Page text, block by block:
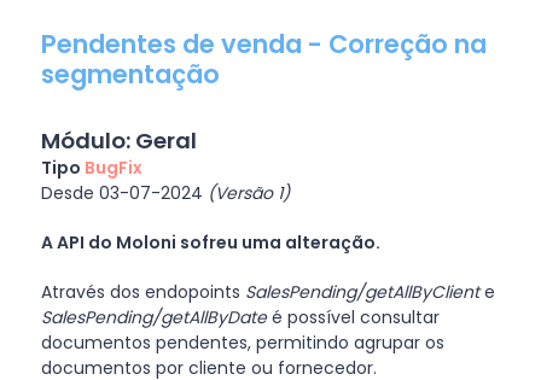
Pendentes de venda - Correção na
segmentação
Módulo: Geral
Tipo BugFix
Desde 03-07-2024 (Versão 1)
A API do Moloni sofreu uma alteração.
Através dos endopoints SalesPending/getAllByCliente
SalesPending/getAllByDateé possível consultar
documentos pendentes, permitindo agrupar os
documentos por cliente ou fornecedor.